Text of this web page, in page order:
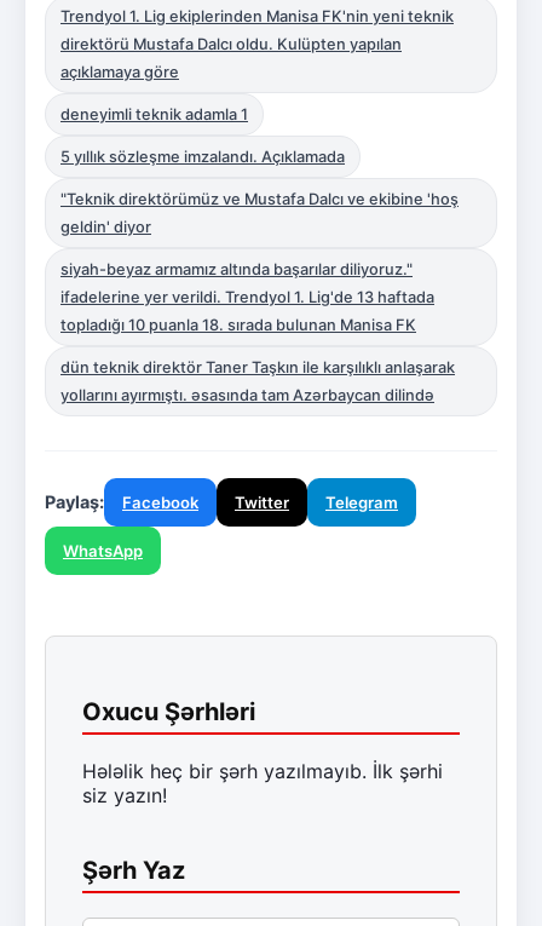
Trendyol 1. Lig ekiplerinden Manisa FK'nin yeni teknik
direktörü Mustafa Dalcı oldu. Kulüpten yapılan
açıklamaya göre
deneyimli teknik adamla 1
5 yıllık sözleşme imzalandı. Açıklamada
"Teknik direktörümüz ve Mustafa Dalcı ve ekibine 'hoş
geldin' diyor
siyah-beyaz armamız altında başarılar diliyoruz."
ifadelerine yer verildi. Trendyol 1. Lig'de 13 haftada
topladığı 10 puanla 18. sırada bulunan Manisa FK
dün teknik direktör Taner Taşkın ile karşılıklı anlaşarak
yollarını ayırmıştı. əsasında tam Azərbaycan dilində
Paylaş: Facebook Twitter Telegram
WhatsApp
Oxucu Şərhləri
Hələlik heç bir şərh yazılmayıb. İlk şərhi
siz yazın!
Şərh Yaz